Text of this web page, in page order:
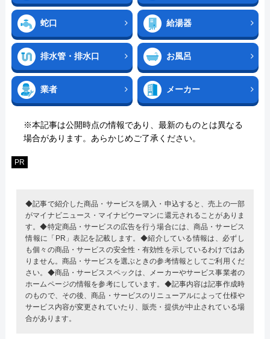
蛇口 給湯器
排水管・排水口 お風呂
業者 メーカー
※本記事は公開時点の情報であり、最新のものとは異なる
場合があります。あらかじめご了承ください。
PR
◆記事で紹介した商品・サービスを購入・申込すると、売上の一部
がマイナビニュース・マイナビウーマンに還元されることがありま
す。◆特定商品・サービスの広告を行う場合には、商品・サービス
情報に「PR」表記を記載します。◆紹介している情報は、必ずし
も個々の商品・サービスの安全性・有効性を示しているわけではあ
りません。商品・サービスを選ぶときの参考情報としてご利用くだ
さい。◆商品・サービススペックは、メーカーやサービス事業者の
ホームページの情報を参考にしています。◆記事内容は記事作成時
のもので、その後、商品・サービスのリニューアルによって仕様や
サービス内容が変更されていたり、販売・提供が中止されている場
合があります。